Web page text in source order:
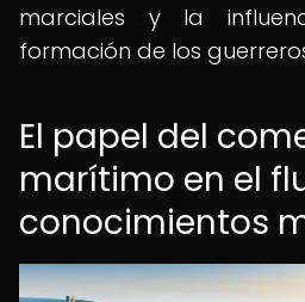
marciales y la
formación de los
El papel del
marítimo en el
conocimientos